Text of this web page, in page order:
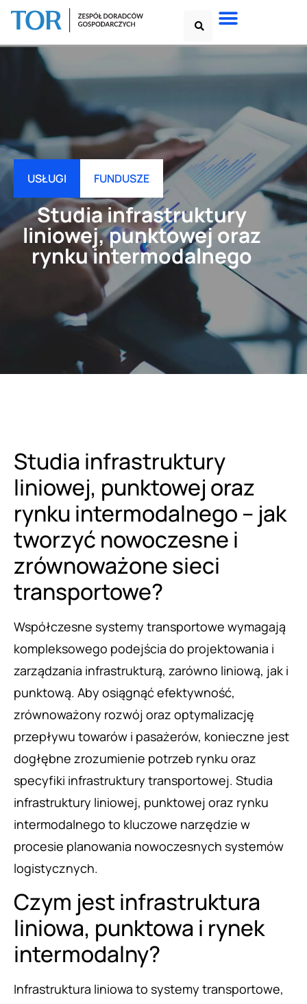
USŁUGI FUNDUSZE
Studia infrastruktury
liniowej, punktowej oraz
rynku intermodalnego
Studia infrastruktury
liniowej, punktowej oraz
rynku intermodalnego – jak
tworzyć nowoczesne i
zrównoważone sieci
transportowe?
Współczesne systemy transportowe wymagają
kompleksowego podejścia do projektowania i
zarządzania infrastrukturą, zarówno liniową, jak i
punktową. Aby osiągnąć efektywność,
zrównoważony rozwój oraz optymalizację
przepływu towarów i pasażerów, konieczne jest
dogłębne zrozumienie potrzeb rynku oraz
specyfiki infrastruktury transportowej. Studia
infrastruktury liniowej, punktowej oraz rynku
intermodalnego to kluczowe narzędzie w
procesie planowania nowoczesnych systemów
logistycznych.
Czym jest infrastruktura
liniowa, punktowa i rynek
intermodalny?
Infrastruktura liniowa to systemy transportowe,